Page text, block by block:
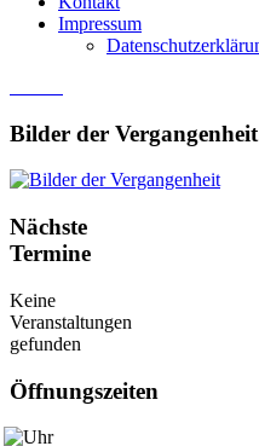
Impressum
Bilder der Vergangenheit
Nächste
Termine
Keine
Veranstaltungen
gefunden
Öffnungszeiten